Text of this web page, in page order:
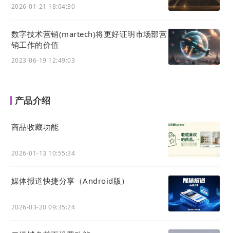
2026-01-21 18:04:30
数字技术营销(martech)将更好证明市场部营
销工作的价值
2023-06-19 12:49:03
产品介绍
商品收藏功能
2026-01-13 10:55:34
媒体报道快捷分享（Android版）
2026-03-20 09:35:24